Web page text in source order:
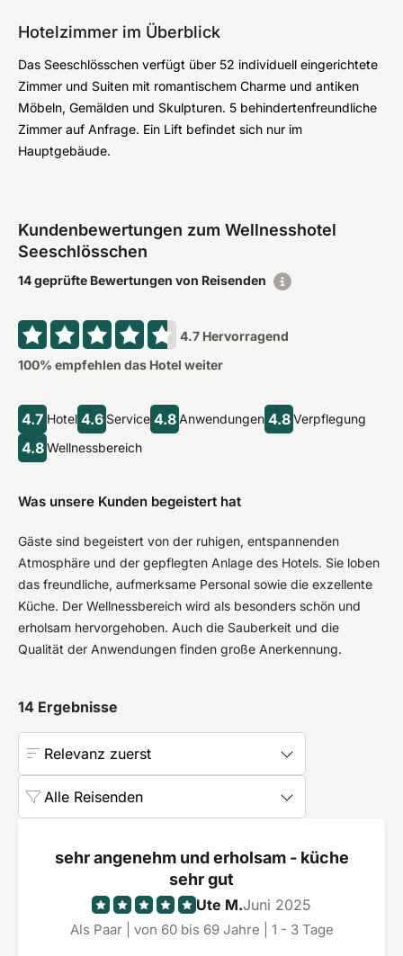
Hotelzimmer im Überblick
Das Seeschlösschen verfügt über 52 individuell eingerichtete
Zimmer und Suiten mit romantischem Charme und antiken
Möbeln, Gemälden und Skulpturen. 5 behindertenfreundliche
Zimmer auf Anfrage. Ein Lift befindet sich nur im
Hauptgebäude.
Kundenbewertungen zum Wellnesshotel
Seeschlösschen
14 geprüfte Bewertungen von Reisenden
4.7 Hervorragend
100% empfehlen das Hotel weiter
4.7 Hotel 4.6 Service 4.8 Anwendungen 4.8 Verpflegung
4.8 Wellnessbereich
Was unsere Kunden begeistert hat
Gäste sind begeistert von der ruhigen, entspannenden
Atmosphäre und der gepflegten Anlage des Hotels. Sie loben
das freundliche, aufmerksame Personal sowie die exzellente
Küche. Der Wellnessbereich wird als besonders schön und
erholsam hervorgehoben. Auch die Sauberkeit und die
Qualität der Anwendungen finden große Anerkennung.
14 Ergebnisse
Relevanz zuerst
Alle Reisenden
sehr angenehm und erholsam - küche
sehr gut
Ute M.Juni 2025
Als Paar | von 60 bis 69 Jahre | 1 - 3 Tage